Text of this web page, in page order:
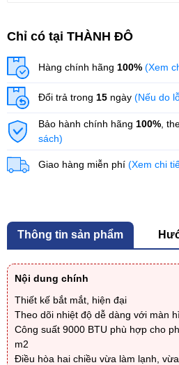
Chỉ có tại THÀNH ĐÔ
Hàng chính hãng 100% (Xem
Đổi trả trong 15 ngày (Nếu do
Bảo hành chính hãng 100% ,
sách)
Giao hàng miễn phí (Xem chi
Thông tin sản phẩm
Nội dung chính
Thiết kế bắt mắt, hiện đại
Theo dõi nhiệt độ dễ dàng với màn
Công suất 9000 BTU phù hợp cho
m2
Điều hòa hai chiều vừa làm lạnh,